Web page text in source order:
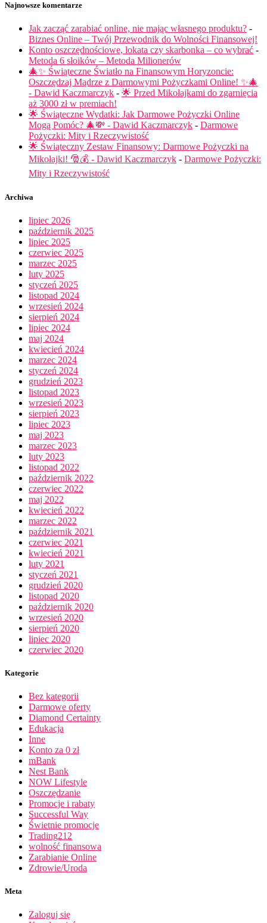
Najnowsze komentarze
Jak zacząć zarabiać online, nie mając własnego produktu? -
Biznes Online – Twój Przewodnik do Wolności Finansowej!
Konto oszczędnościowe, lokata czy skarbonka – co wybrać -
Metoda 6 słoików – Metoda Milionerów
🎄✨ Świąteczne Światło na Finansowym Horyzoncie:
Oszczędzaj Mądrze z Darmowymi Pożyczkami Online! ✨🎄
- Dawid Kaczmarczyk - 🌟 Przed Mikołajkami do zgarnięcia
aż 3000 zł w premiach!
🌟 Świąteczne Wydatki: Jak Darmowe Pożyczki Online
Mogą Pomóc? 🎄💸 - Dawid Kaczmarczyk - Darmowe
Pożyczki: Mity i Rzeczywistość
🌟 Świąteczny Zestaw Finansowy: Darmowe Pożyczki na
Mikołajki! 🎅💰 - Dawid Kaczmarczyk - Darmowe Pożyczki:
Mity i Rzeczywistość
Archiwa
lipiec 2026
październik 2025
lipiec 2025
czerwiec 2025
marzec 2025
luty 2025
styczeń 2025
listopad 2024
wrzesień 2024
sierpień 2024
lipiec 2024
maj 2024
kwiecień 2024
marzec 2024
styczeń 2024
grudzień 2023
listopad 2023
wrzesień 2023
sierpień 2023
lipiec 2023
maj 2023
marzec 2023
luty 2023
listopad 2022
październik 2022
czerwiec 2022
maj 2022
kwiecień 2022
marzec 2022
październik 2021
czerwiec 2021
kwiecień 2021
luty 2021
styczeń 2021
grudzień 2020
listopad 2020
październik 2020
wrzesień 2020
sierpień 2020
lipiec 2020
czerwiec 2020
Kategorie
Bez kategorii
Darmowe oferty
Diamond Certainty
Edukacja
Inne
Konto za 0 zł
mBank
Nest Bank
NOW Lifestyle
Oszczędzanie
Promocje i rabaty
Successful Way
Świetnie promocje
Trading212
wolność finansowa
Zarabianie Online
Zdrowie/Uroda
Meta
Zaloguj się